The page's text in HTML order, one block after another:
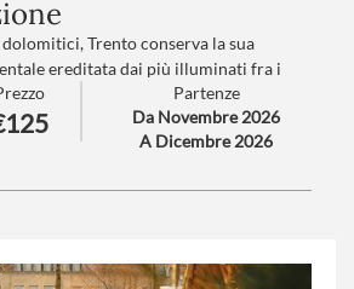
dolomitici, Trento conserva la sua
ereditata dai più illuminati fra i
in un mondo incantato grazie al suo
nel Parco delle Terme degli Asburgo…
Partenze
Da Novembre 2026
A Dicembre 2026